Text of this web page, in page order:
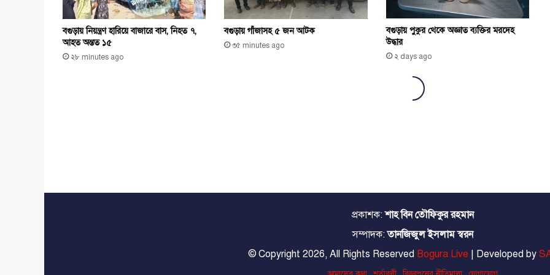
প্রকাশক:শাহ বিন তৌফিকুর রহমান
সম্পাদক:তানজিজুল ইসলাম স্বরন
© Copyright 2026, All Rights Reserved Bogura Live | Developed by